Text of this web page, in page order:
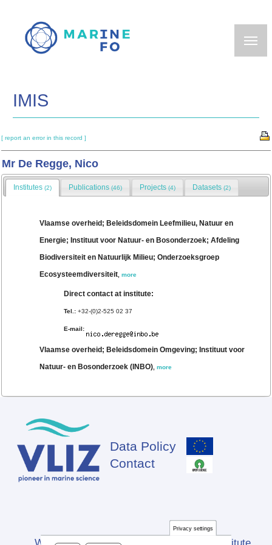
main
IMIS
[ report an error in this record ]
Mr De Regge, Nico
Institutes (2) Publications(46) Projects (4) Datasets (2)
Vlaamse overheid; Beleidsdomein Leefmilieu, Natuur en
Energie; Instituut voor Natuur- en Bosonderzoek; Afdeling
Biodiversiteit en Natuurlijk Milieu; Onderzoeksgroep
Ecosysteemdiversiteit,more
Direct contact at institute:
Tel.: +32-(0)2-525 02 37
E-mail:
Vlaamse overheid; Beleidsdomein Omgeving; Instituut voor
Natuur- en Bosonderzoek (INBO),more
Footer
Data Policy
Contact
Privacy settings